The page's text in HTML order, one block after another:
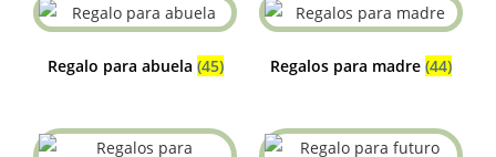
Regalo para abuela (45) Regalos para madre (44)